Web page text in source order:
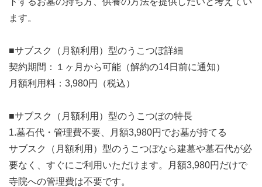
ます。
■サブスク（月額利用）型のうこつぼ詳細
契約期間：１ヶ月から可能（解約の14日前に通知）
月額利用料：3,980円（税込）
■サブスク（月額利用）型のうこつぼの特長
1.墓石代・管理費不要、月額3,980円でお墓が持てる
サブスク（月額利用）型のうこつぼなら建墓や墓石代が必
要なく、すぐにご利用いただけます。月額3,980円だけで
寺院への管理費は不要です。